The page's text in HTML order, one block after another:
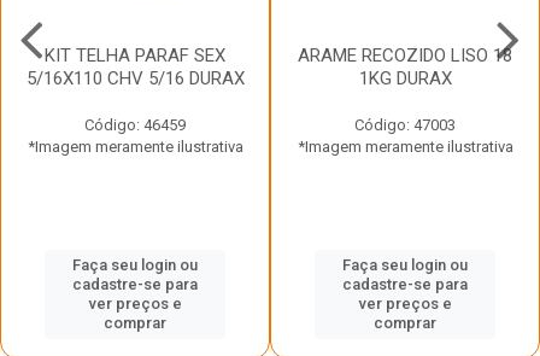
KIT TELHA PARAF SEX
5/16X110 CHV 5/16 DURAX
Código: 46459
*Imagem meramente ilustrativa
Faça seu login ou
cadastre-se para
ver preços e
comprar
ARAME RECOZIDO LISO 18
1KG DURAX
Código: 47003
*Imagem meramente ilustrativa
Faça seu login ou
cadastre-se para
ver preços e
comprar